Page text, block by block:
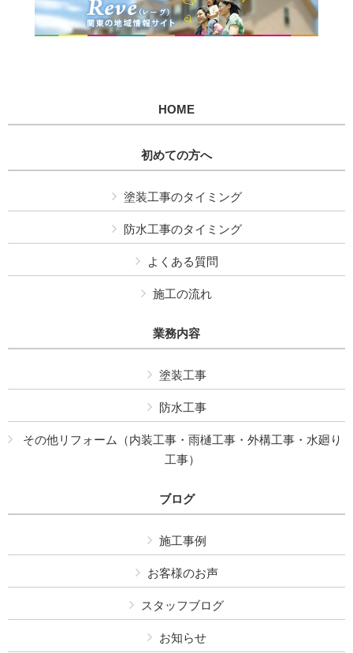
HOME
初めての方へ
塗装工事のタイミング
防水工事のタイミング
よくある質問
施工の流れ
業務内容
塗装工事
防水工事
その他リフォーム（内装工事・雨樋工事・外構工事・水廻り
工事）
ブログ
施工事例
お客様のお声
スタッフブログ
お知らせ